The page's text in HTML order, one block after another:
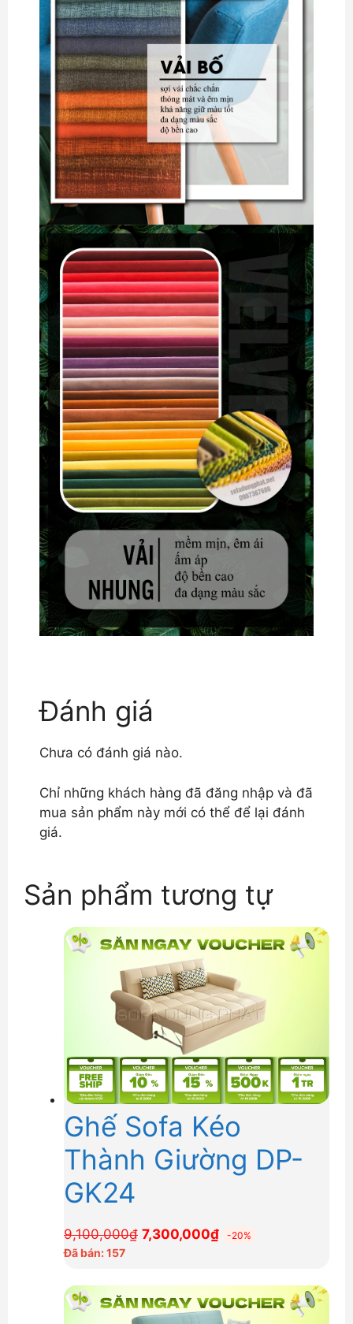
Đánh giá
Chưa có đánh giá nào.
Chỉ những khách hàng đã đăng nhập và đã
mua sản phẩm này mới có thể để lại đánh
giá.
Sản phẩm tương tự
Ghế Sofa Kéo
Thành Giường DP-
GK24
9,100,000₫ Giá
7,300,000₫Giá
7,300,000₫.
-20%
Đã bán: 157